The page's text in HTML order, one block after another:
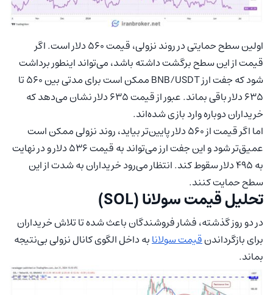
اولین سطح حمایتی در روند نزولی، قیمت ۵۶۰ دلار است. اگر
قیمت از این سطح برگشت داشته باشد، می‌تواند اینطور برداشت
شود که جفت ارز BNB/USDT ممکن است برای مدتی بین ۵۶۰ تا
۶۳۵ دلار باقی بماند. عبور از قیمت ۶۳۵ دلار نشان می‌دهد که
خریداران دوباره وارد بازی شده‌اند.
اما اگر قیمت از ۵۶۰ دلار پایین‌تر بیاید، روند نزولی ممکن است
عمیق‌تر شود و این جفت ارز می‌تواند به قیمت ۵۳۶ دلار و در نهایت
به ۴۹۵ دلار سقوط کند. انتظار می‌رود خریداران به شدت از این
سطح حمایت کنند.
تحلیل قیمت سولانا (SOL)
در دو روز گذشته، فشار فروشندگان باعث شده تا تلاش خریداران
برای بازگرداندنقیمت سولانابه داخل الگوی کانال نزولی بی‌نتیجه
بماند.